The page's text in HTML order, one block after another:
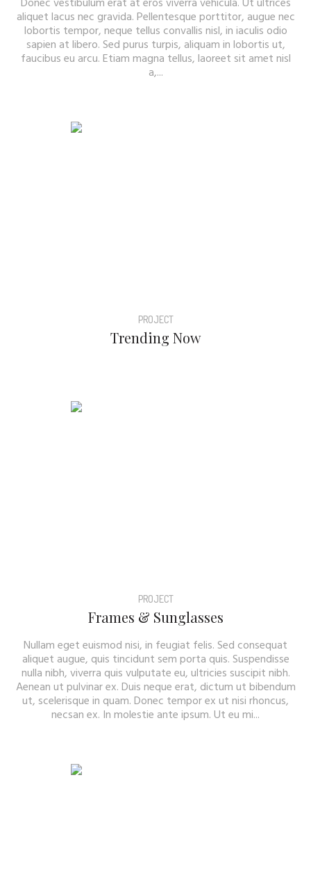
aliquet lacus nec gravida. Pellentesque porttitor, augue nec
lobortis tempor, neque tellus convallis nisl, in iaculis odio
sapien at libero. Sed purus turpis, aliquam in lobortis ut,
faucibus eu arcu. Etiam magna tellus, laoreet sit amet nisl
a,...
PROJECT
Trending Now
PROJECT
Frames & Sunglasses
Nullam eget euismod nisi, in feugiat felis. Sed consequat
aliquet augue, quis tincidunt sem porta quis. Suspendisse
nulla nibh, viverra quis vulputate eu, ultricies suscipit nibh.
Aenean ut pulvinar ex. Duis neque erat, dictum ut bibendum
ut, scelerisque in quam. Donec tempor ex ut nisi rhoncus,
necsan ex. In molestie ante ipsum. Ut eu mi...